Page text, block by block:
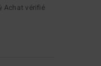
Achat vérifié